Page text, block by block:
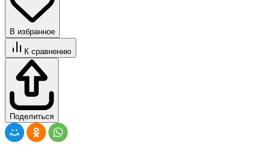
В избранное
К сравнению
Поделиться